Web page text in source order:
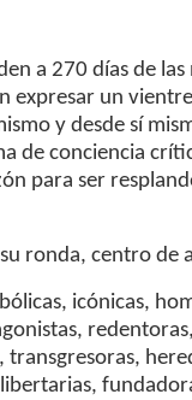
a 270 días de
expresar un
y desde sí
de conciencia
para ser
ronda, centro de
icónicas,
transgresoras,